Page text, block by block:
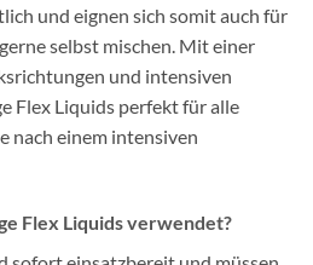
und eignen sich somit auch für
selbst mischen. Mit einer
und intensiven
Flex Liquids perfekt für alle
nach einem intensiven
Flex Liquids verwendet?